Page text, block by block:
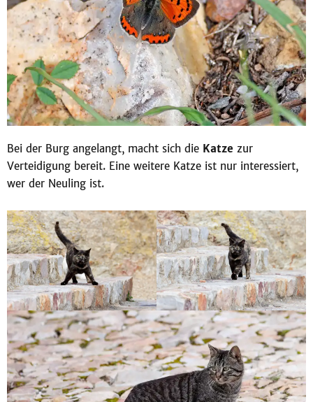
Bei der Burg angelangt, macht sich die Katze zur
Verteidigung bereit. Eine weitere Katze ist nur interessiert,
wer der Neuling ist.